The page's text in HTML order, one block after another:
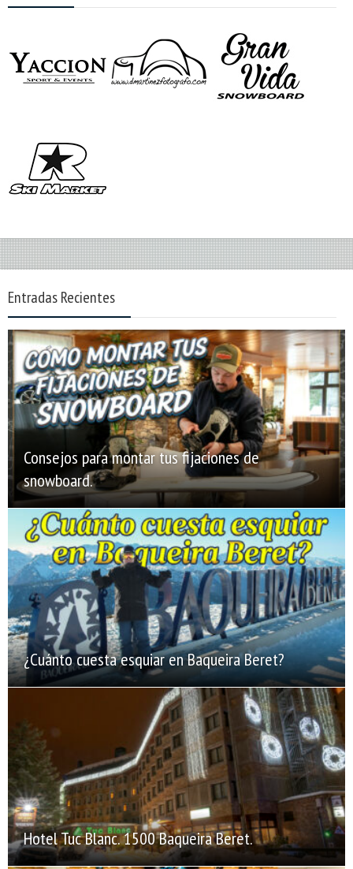
Entradas Recientes
Consejos para montar tus fijaciones de
snowboard.
¿Cuánto cuesta esquiar en Baqueira Beret?
Hotel Tuc Blanc. 1500 Baqueira Beret.